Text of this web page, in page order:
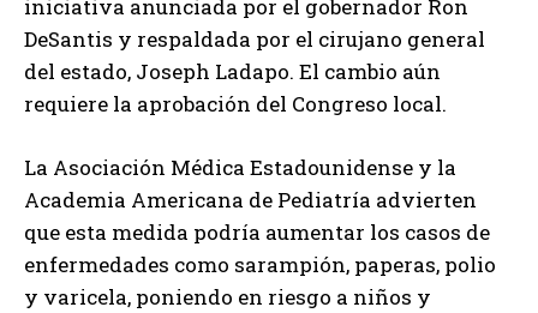
iniciativa anunciada por el gobernador Ron
DeSantis y respaldada por el cirujano general
del estado, Joseph Ladapo. El cambio aún
requiere la aprobación del Congreso local.
La Asociación Médica Estadounidense y la
Academia Americana de Pediatría advierten
que esta medida podría aumentar los casos de
enfermedades como sarampión, paperas, polio
y varicela, poniendo en riesgo a niños y